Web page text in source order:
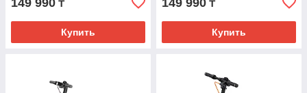
149 990 ₸
Купить
149 990 ₸
Купить